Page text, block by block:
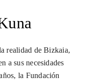
realidad de Bizkaia,
a sus necesidades
la Fundación